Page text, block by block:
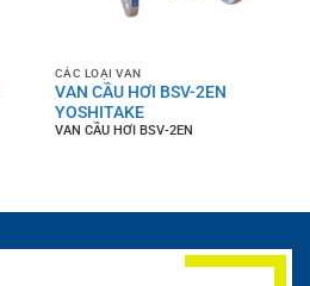
CÁC LOẠI VAN
VAN CẦU HƠI BSV-2EN
YOSHITAKE
VAN CẦU HƠI BSV-2EN